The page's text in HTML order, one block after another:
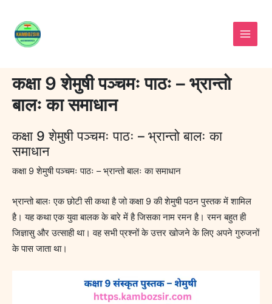
content
कक्षा 9 शेमुषी पञ्चमः पाठः – भ्रान्तो
बालः का समाधान
कक्षा 9 शेमुषी पञ्चमः पाठः – भ्रान्तो बालः का
समाधान
कक्षा 9 शेमुषी पञ्चमः पाठः – भ्रान्तो बालः का समाधान
भ्रान्तो बालः एक छोटी सी कथा है जो कक्षा 9 की शेमुषी पठन पुस्तक में शामिल
है। यह कथा एक युवा बालक के बारे में है जिसका नाम रमन है। रमन बहुत ही
जिज्ञासु और उत्साही था। वह सभी प्रश्नों के उत्तर खोजने के लिए अपने गुरुजनों
के पास जाता था।